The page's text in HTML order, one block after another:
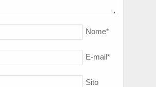
Nome*
E-mail*
Sito